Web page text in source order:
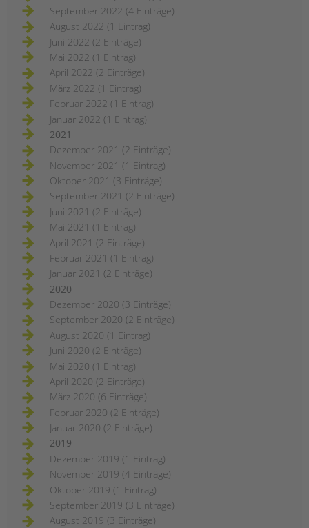
September 2022 (4 Einträge)
August 2022 (1 Eintrag)
Juni 2022 (2 Einträge)
Mai 2022 (1 Eintrag)
April 2022 (2 Einträge)
März 2022 (1 Eintrag)
Februar 2022 (1 Eintrag)
Januar 2022 (1 Eintrag)
2021
Dezember 2021 (2 Einträge)
November 2021 (1 Eintrag)
Oktober 2021 (3 Einträge)
September 2021 (2 Einträge)
Juni 2021 (2 Einträge)
Mai 2021 (1 Eintrag)
April 2021 (2 Einträge)
Februar 2021 (1 Eintrag)
Januar 2021 (2 Einträge)
2020
Dezember 2020 (3 Einträge)
September 2020 (2 Einträge)
August 2020 (1 Eintrag)
Juni 2020 (2 Einträge)
Mai 2020 (1 Eintrag)
April 2020 (2 Einträge)
März 2020 (6 Einträge)
Februar 2020 (2 Einträge)
Januar 2020 (2 Einträge)
2019
Dezember 2019 (1 Eintrag)
November 2019 (4 Einträge)
Oktober 2019 (1 Eintrag)
September 2019 (3 Einträge)
August 2019 (3 Einträge)